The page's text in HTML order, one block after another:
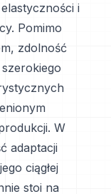
i
Pomimo
zdolność
W
adaptacji
ciągłej
stoi na